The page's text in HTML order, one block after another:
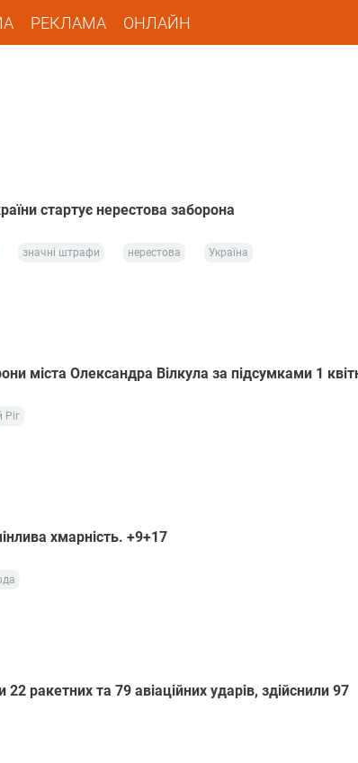
РЕКЛАМА ОНЛАЙН
стартує нерестова заборона
значні штрафи нерестова Україна
міста Олександра Вілкула за підсумками 1
Ріг
хмарність. +9+17
22 ракетних та 79 авіаційних ударів, здійснили 97